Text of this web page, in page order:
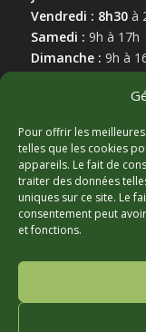
Pour offrir les
telles que les cookies
appareils. Le fait de
traiter des données
uniques sur ce site. Le
consentement peut
et fonctions.
Vendredi : 8h30à
Samedi : 9h à 17h
Dimanche : 9h à
MARCHAND